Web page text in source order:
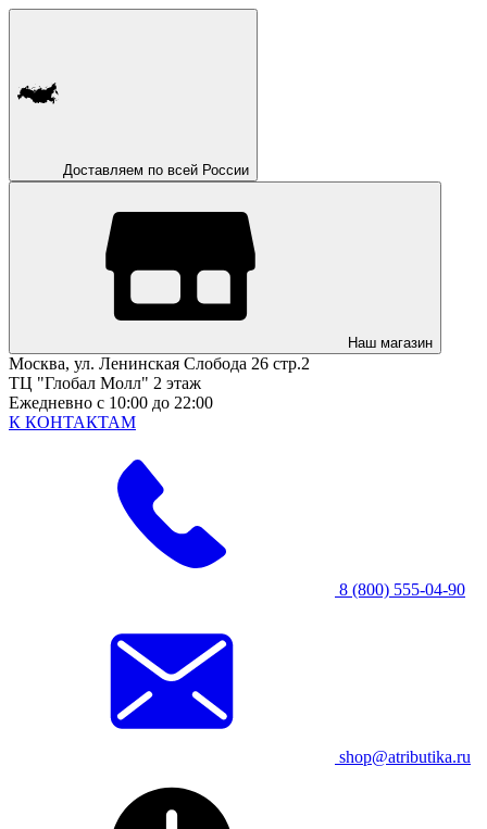
Доставляем по всей России
Наш магазин
Москва, ул. Ленинская Слобода 26 стр.2
ТЦ "Глобал Молл" 2 этаж
Ежедневно с 10:00 до 22:00
К КОНТАКТАМ
8 (800) 555-04-90
shop@atributika.ru